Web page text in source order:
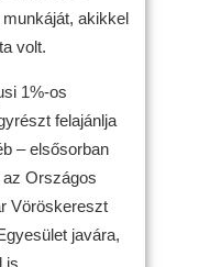
akikkel
volt.
1%-os
felajánlja
– elsősorban
Országos
Vöröskereszt
javára,
is